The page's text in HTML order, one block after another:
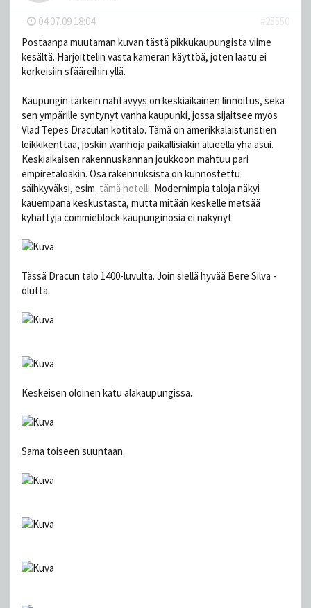
- 04.07.09 18:04
#25550
Postaanpa muutaman kuvan tästä pikkukaupungista viime
kesältä. Harjoittelin vasta kameran käyttöä, joten laatu ei
korkeisiin sfääreihin yllä.
Kaupungin tärkein nähtävyys on keskiaikainen linnoitus, sekä
sen ympärille syntynyt vanha kaupunki, jossa sijaitsee myös
Vlad Tepes Draculan kotitalo. Tämä on amerikkalaisturistien
leikkikenttää, joskin wanhoja paikallisiakin alueella yhä asui.
Keskiaikaisen rakennuskannan joukkoon mahtuu pari
empiretaloakin. Osa rakennuksista on kunnostettu
säihkyväksi, esim. tämä hotelli. Modernimpia taloja näkyi
kauempana keskustasta, mutta mitään keskelle metsää
kyhättyjä commieblock-kaupunginosia ei näkynyt.
Tässä Dracun talo 1400-luvulta. Join siellä hyvää Bere Silva -
olutta.
Keskeisen oloinen katu alakaupungissa.
Sama toiseen suuntaan.